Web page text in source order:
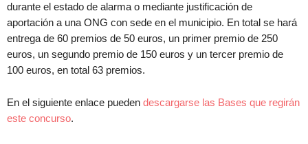
durante el estado de alarma o mediante justificación de
aportación a una ONG con sede en el municipio. En total se hará
entrega de 60 premios de 50 euros, un primer premio de 250
euros, un segundo premio de 150 euros y un tercer premio de
100 euros, en total 63 premios.
En el siguiente enlace pueden descargarse las Bases que regirán
este concurso.